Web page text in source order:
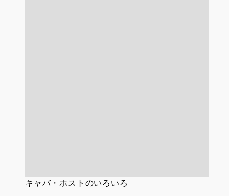
キャバ・ホストのいろいろ